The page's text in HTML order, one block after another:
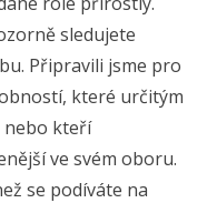
sledujete
Připravili jsme pro
které určitým
nebo kteří
ve svém oboru.
se podíváte na